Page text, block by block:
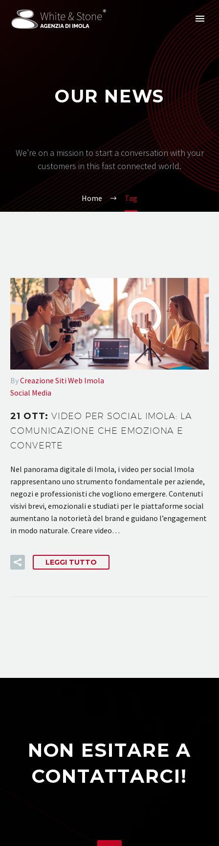
OUR NEWS
We’re on a mission to start a conversation with your
customers in this fast connected world.
Home Tag
ByCreazione Siti Web Imola
Social Media
21 OTT:VIDEO PER SOCIAL IMOLA: LA
COMUNICAZIONE CHE EMOZIONA E
CONVERTE
Nel panorama digitale di Imola, i video per social Imola
rappresentano uno strumento fondamentale per aziende,
negozi e professionisti che vogliono emergere. Contenuti
visivi brevi, emozionali e studiati per le piattaforme social
aumentano la notorietà del brand e guidano l’engagement
in modo naturale. Creare video…
LEGGI TUTTO
NON ESITARE A
CONTATTARCI!